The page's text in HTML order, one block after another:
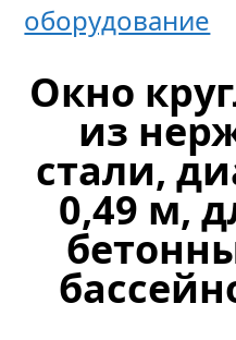
оборудование
Окно
из
стали,
0,49 м,